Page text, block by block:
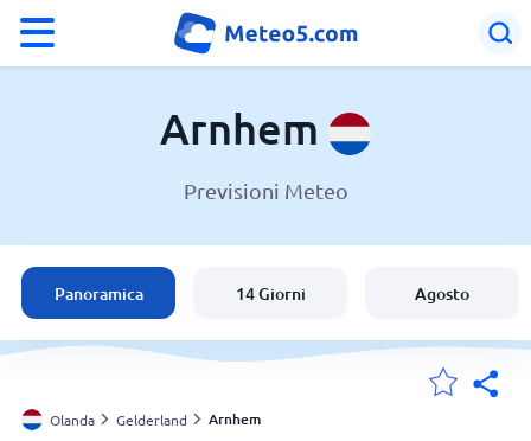
Olanda
Italia
Svizzera
Arnhem
Previsioni Meteo
Panoramica 14 Giorni Agosto
Olanda Gelderland Arnhem